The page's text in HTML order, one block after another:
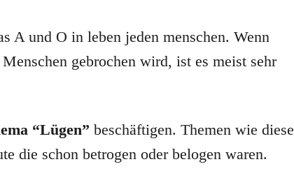
A und O in leben jeden menschen. Wenn
gebrochen wird, ist es meist sehr
“Lügen” beschäftigen. Themen wie diese
die schon betrogen oder belogen waren.